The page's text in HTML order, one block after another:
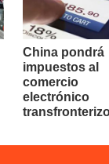
China pondrá
impuestos al
comercio
electrónico